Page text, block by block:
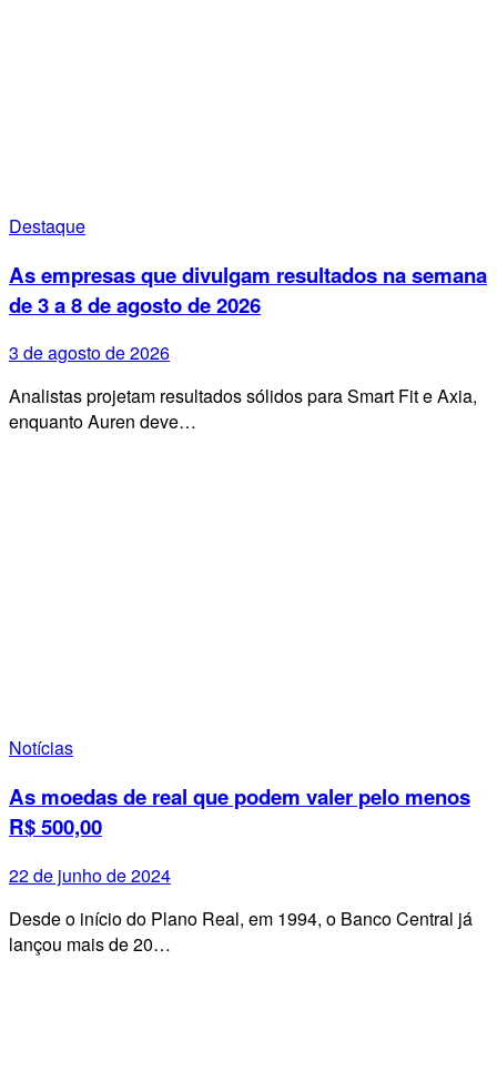
Destaque
As empresas que divulgam resultados na semana
de 3 a 8 de agosto de 2026
3 de agosto de 2026
Analistas projetam resultados sólidos para Smart Fit e Axia,
enquanto Auren deve…
Notícias
As moedas de real que podem valer pelo menos
R$ 500,00
22 de junho de 2024
Desde o início do Plano Real, em 1994, o Banco Central já
lançou mais de 20…